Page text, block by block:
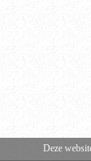
Deze